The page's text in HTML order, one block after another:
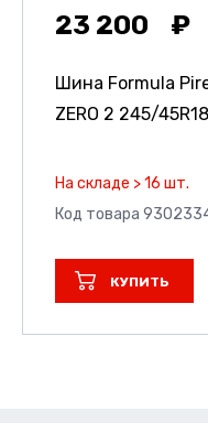
23 200
Шина Formula
ZERO 2 245/45R18
На складе > 16 шт.
Код товара
КУПИТЬ